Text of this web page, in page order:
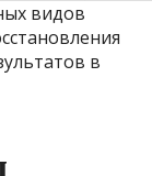
видов
в